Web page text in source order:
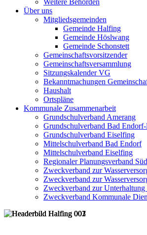
Weitere Behörden
Über uns
Mitgliedsgemeinden
Gemeinde Halfing
Gemeinde Höslwang
Gemeinde Schonstett
Gemeinschaftsvorsitzender
Gemeinschaftsversammlung
Sitzungskalender VG
Bekanntmachungen
Haushalt
Ortspläne
Kommunale Zusammenarbeit
Grundschulverband Amerang
Grundschulverband Bad
Grundschulverband Eiselfing
Mittelschulverband Bad Endorf
Mittelschulverband Eiselfing
Regionaler Planungsverband
Zweckverband zur
Zweckverband zur
Zweckverband zur
Zweckverband Kommunale